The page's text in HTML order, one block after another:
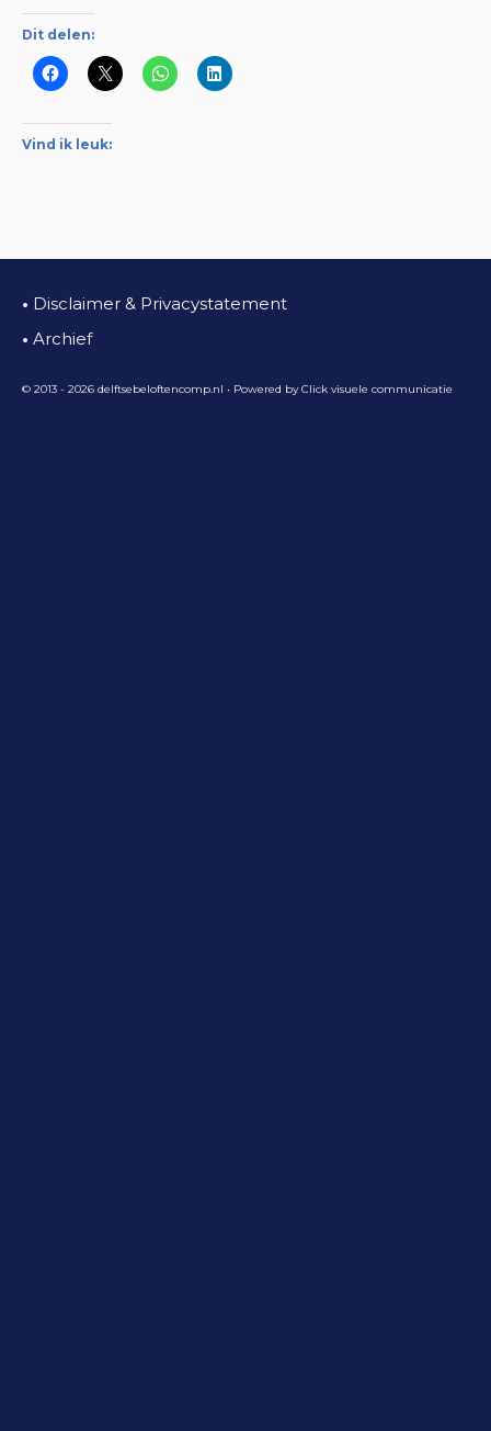
Dit delen:
Vind ik leuk:
• Disclaimer & Privacystatement
• Archief
© 2013 - 2026 delftsebeloftencomp.nl • Powered byClick visuele communicatie